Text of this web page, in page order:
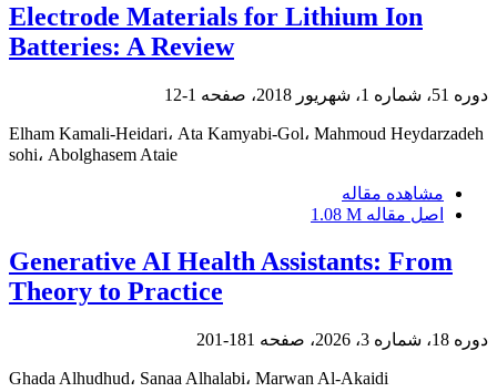
Electrode Materials for Lithium Ion
Batteries: A Review
دوره 51، شماره 1، شهریور 2018، صفحه 1-12
Elham Kamali-Heidari، Ata Kamyabi-Gol، Mahmoud Heydarzadeh
sohi، Abolghasem Ataie
مشاهده مقاله
اصل مقاله 1.08 M
Generative AI Health Assistants: From
Theory to Practice
دوره 18، شماره 3، 2026، صفحه 181-201
Ghada Alhudhud، Sanaa Alhalabi، Marwan Al-Akaidi